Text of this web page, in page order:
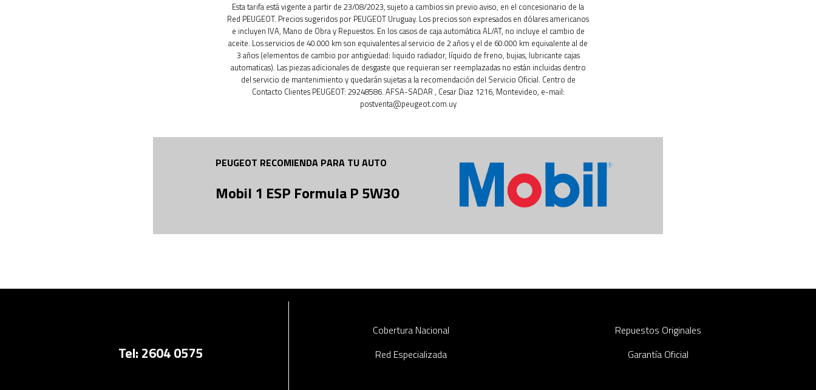
Esta tarifa está vigente a partir de 23/08/2023, sujeto a cambios sin previo aviso, en el concesionario de la
Red PEUGEOT. Precios sugeridos por PEUGEOT Uruguay. Los precios son expresados en dólares americanos
e incluyen IVA, Mano de Obra y Repuestos. En los casos de caja automática AL/AT, no incluye el cambio de
aceite. Los servicios de 40.000 km son equivalentes al servicio de 2 años y el de 60.000 km equivalente al de
3 años (elementos de cambio por antigüedad: liquido radiador, líquido de freno, bujias, lubricante cajas
automaticas). Las piezas adicionales de desgaste que requieran ser reemplazadas no están incluidas dentro
del servicio de mantenimiento y quedarán sujetas a la recomendación del Servicio Oficial. Centro de
Contacto Clientes PEUGEOT: 29248586. AFSA-SADAR , Cesar Diaz 1216, Montevideo, e-mail:
postventa@peugeot.com.uy
PEUGEOT RECOMIENDA PARA TU AUTO
Mobil 1 ESP Formula P 5W30
Tel: 2604 0575
Cobertura Nacional
Red Especializada
Repuestos Originales
Garantía Oficial